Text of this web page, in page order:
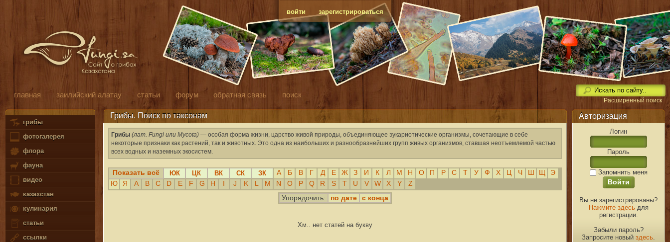
войти зарегистрироваться
главная заилийский алатау статьи форум обратная связь поиск
Расширенный поиск
грибы
фотогалерея
флора
фауна
видео
казахстан
кулинария
статьи
ссылки
Авторизация
Логин
Пароль
Запомнить меня
Вы не зарегистрированы?
Нажмите здесьдля
регистрации.
Забыли пароль?
Запросите новыйздесь
Грибы. Поиск по таксонам
Грибы (лат. Fungi или Mycota) — особая форма жизни, царство живой природы, объединяющее эукариотические организмы, сочетающие в себе
некоторые признаки как растений, так и животных. Это одна из наибольших и разнообразнейших групп живых организмов, ставшая неотъемлемой частью
всех водных и наземных экосистем.
Показать всё ЮК ЦК ВК СК ЗК А Б В Г Д Е Ж З И К Л М Н О П Р С Т У Ф Х Ч
Э
Ю
Я A B C D E F G H J K M N O P Q R S T U V W X Y
Z
Упорядочить:
по дате с конца
Хм.. нет статей на букву